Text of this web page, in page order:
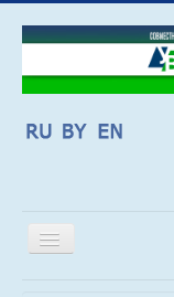
Включить/
выключить